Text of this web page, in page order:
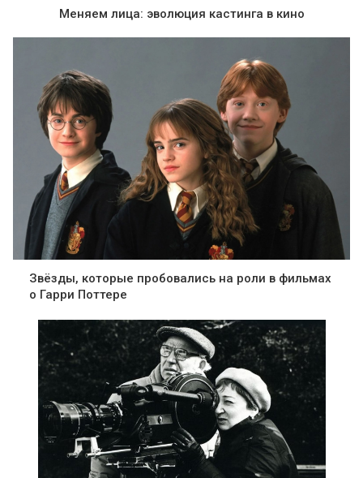
Меняем лица: эволюция кастинга в кино
Звёзды, которые пробовались на роли в фильмах
о Гарри Поттере